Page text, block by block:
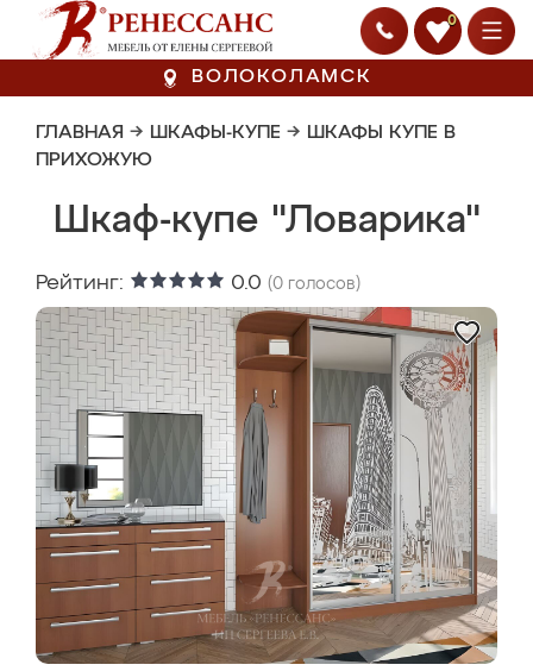
0
ВОЛОКОЛАМСК
ГЛАВНАЯ → ШКАФЫ-КУПЕ → ШКАФЫ КУПЕ В
ПРИХОЖУЮ
Шкаф-купе "Ловарика"
Рейтинг: 0.0 (0 голосов)